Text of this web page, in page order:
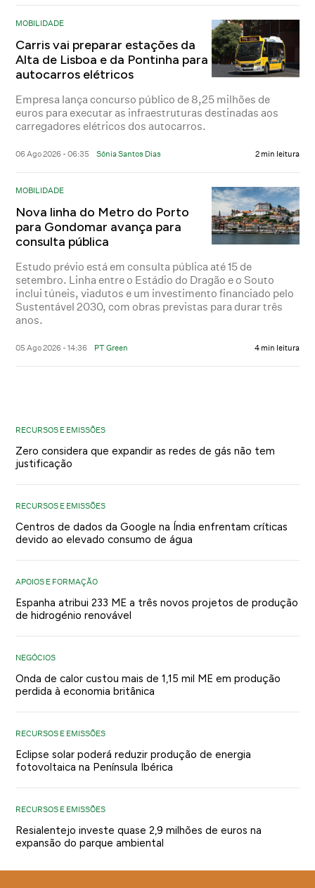
MOBILIDADE
Carris vai preparar estações da
Alta de Lisboa e da Pontinha para
autocarros elétricos
Empresa lança concurso público de 8,25 milhões de
euros para executar as infraestruturas destinadas aos
carregadores elétricos dos autocarros.
06 Ago 2026 - 06:35 Sónia Santos Dias 2 min leitura
MOBILIDADE
Nova linha do Metro do Porto
para Gondomar avança para
consulta pública
Estudo prévio está em consulta pública até 15 de
setembro. Linha entre o Estádio do Dragão e o Souto
inclui túneis, viadutos e um investimento financiado pelo
Sustentável 2030, com obras previstas para durar três
anos.
05 Ago 2026 - 14:36 PT Green 4 min leitura
RECURSOS E EMISSÕES
Zero considera que expandir as redes de gás não tem
justificação
RECURSOS E EMISSÕES
Centros de dados da Google na Índia enfrentam críticas
devido ao elevado consumo de água
APOIOS E FORMAÇÃO
Espanha atribui 233 ME a três novos projetos de produção
de hidrogénio renovável
NEGÓCIOS
Onda de calor custou mais de 1,15 mil ME em produção
perdida à economia britânica
RECURSOS E EMISSÕES
Eclipse solar poderá reduzir produção de energia
fotovoltaica na Península Ibérica
RECURSOS E EMISSÕES
Resialentejo investe quase 2,9 milhões de euros na
expansão do parque ambiental